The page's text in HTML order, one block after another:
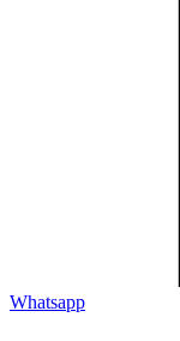
Whatsapp